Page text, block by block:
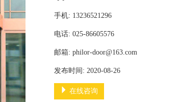
手机: 13236521296
电话: 025-86605576
邮箱: philor-door@163.com
发布时间: 2020-08-26
在线咨询